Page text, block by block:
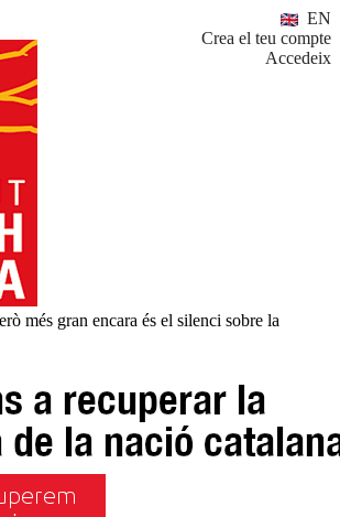
EN
Crea el teu compte
Accedeix
més gran encara és el silenci sobre la